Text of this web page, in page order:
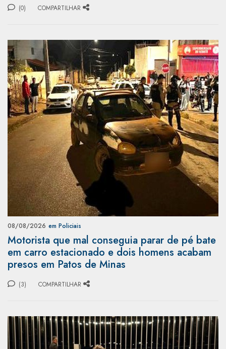
(0) COMPARTILHAR
08/08/2026 em Policiais
Motorista que mal conseguia parar de pé bate
em carro estacionado e dois homens acabam
presos em Patos de Minas
(3) COMPARTILHAR